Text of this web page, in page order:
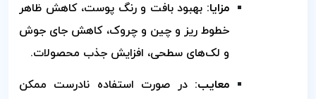
مزایا: بهبود بافت و رنگ پوست، کاهش ظاهر
خطوط ریز و چین و چروک، کاهش جای جوش
و لک‌های سطحی، افزایش جذب محصولات.
معایب: در صورت استفاده نادرست ممکن